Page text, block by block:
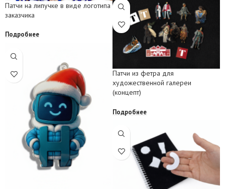
Патчи на липучке в виде логотипа
заказчика
Подробнее
Патчи из фетра для
художественной галереи
(концепт)
Подробнее